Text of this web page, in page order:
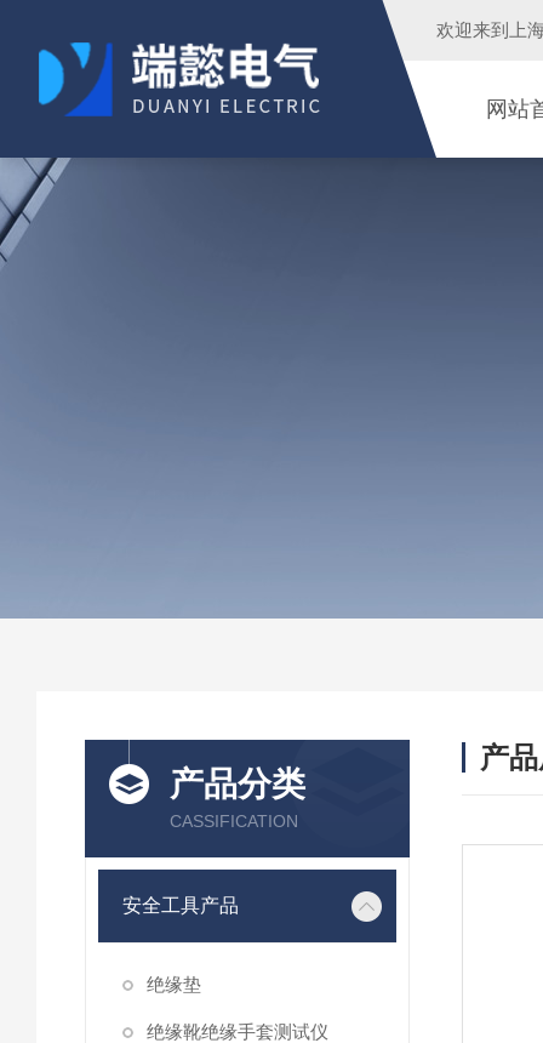
欢迎来到 上
网站
产品分类
CASSIFICATION
安全工具产品
绝缘垫
绝缘靴绝缘手套测试仪
产